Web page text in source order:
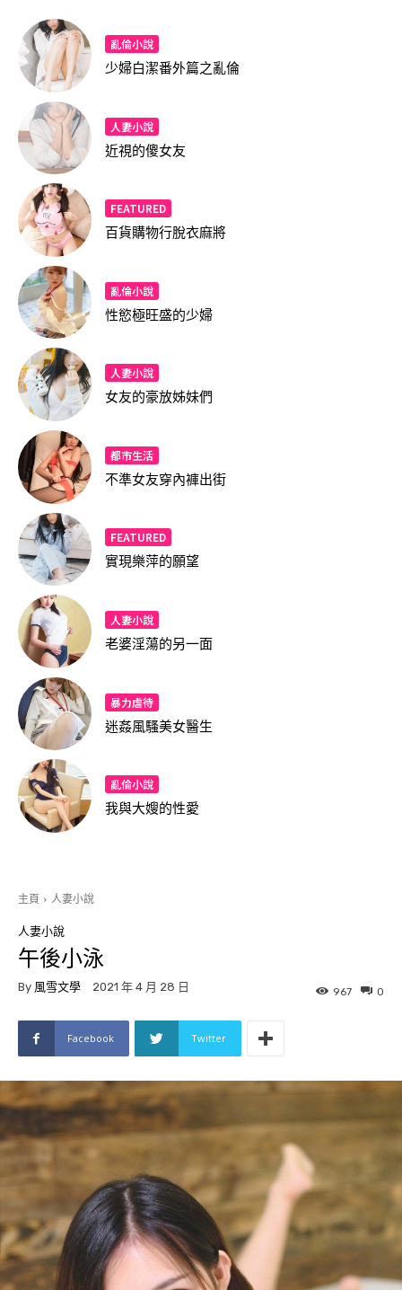
亂倫小說
少婦白潔番外篇之亂倫
人妻小說
近視的傻女友
FEATURED
百貨購物行脫衣麻將
亂倫小說
性慾極旺盛的少婦
人妻小說
女友的豪放姊妹們
都市生活
不準女友穿內褲出街
FEATURED
實現樂萍的願望
人妻小說
老婆淫蕩的另一面
暴力虐待
迷姦風騷美女醫生
亂倫小說
我與大嫂的性愛